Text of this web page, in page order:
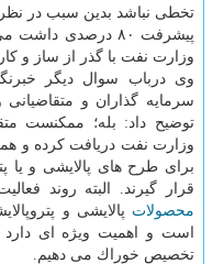
تخطی نباشد بدین سبب در نظر
پیشرفت ۸۰ درصدی
وزارت نفت با گذر از ساز و
وی درباب سوال دیگر
سرمایه گذاران و متقاضیانی
توضیح داد: بله؛ ممكنست
وزارت نفت دریافت كرده و
برای طرح های پالایشی و یا
قرار گیرند. البته روند
محصولات پالایشی و
است و اهمیت ویژه ای دارد
تخصیص خوراك می دهیم.